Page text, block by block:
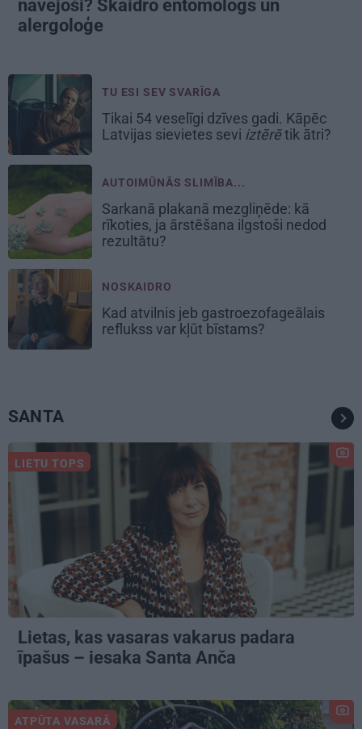
nāvējoši? Skaidro entomologs un
alergoloģe
TU ESI SEV SVARĪGA
Tikai 54 veselīgi dzīves gadi. Kāpēc
Latvijas sievietes sevi iztērētik ātri?
AUTOIMŪNĀS SLIMĪBA...
Sarkanā plakanā mezgliņēde: kā
rīkoties, ja ārstēšana ilgstoši nedod
rezultātu?
NOSKAIDRO
Kad atvilnis jeb gastroezofageālais
reflukss var kļūt bīstams?
SANTA
LIETU TOPS
Lietas, kas vasaras vakarus padara
īpašus – iesaka Santa Anča
ATPŪTA VASARĀ